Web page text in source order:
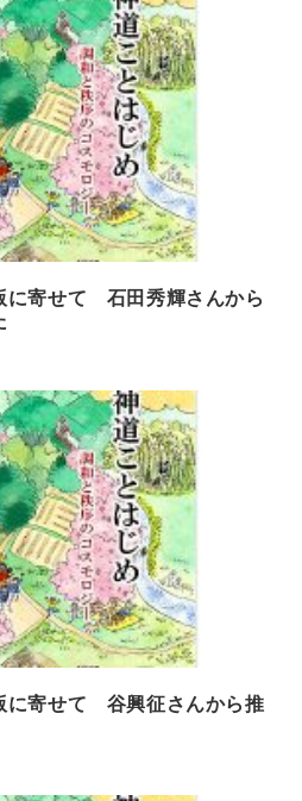
に寄せて 石田秀輝さんから
に寄せて 谷興征さんから推